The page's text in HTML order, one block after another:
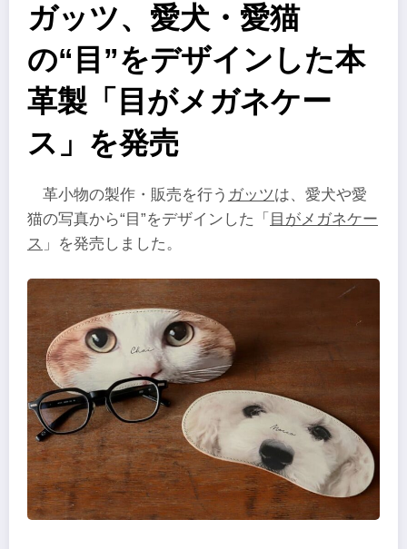
ガッツ、愛犬・愛猫
の“目”をデザインした本
革製「目がメガネケー
ス」を発売
革小物の製作・販売を行う ガッツは、愛犬や愛
猫の写真から“目”をデザインした「 目がメガネケー
ス 」を発売しました。